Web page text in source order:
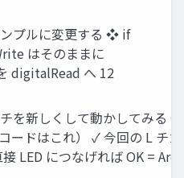
プルに変更する ❖ if
はそのままに
digitalRead へ 12
を新しくして動かしてみる
ードはこれ） ✓ 今回の L チ
LED につなげれば OK =